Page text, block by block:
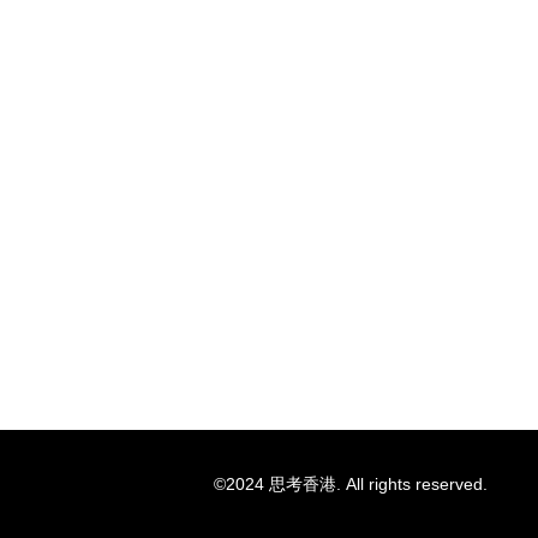
©2024 思考香港. All rights reserved.